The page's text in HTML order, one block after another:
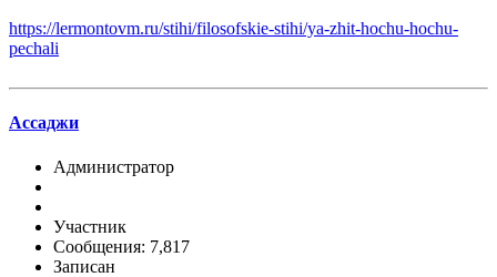
https://lermontovm.ru/stihi/filosofskie-stihi/ya-zhit-hochu-hochu-
pechali
Ассаджи
Администратор
Участник
Сообщения: 7,817
Записан